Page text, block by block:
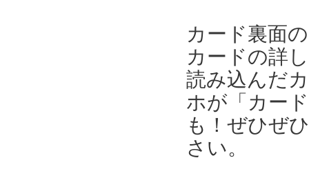
カード裏面
カードの詳
読み込んだ
ホが「カー
も！ぜひぜ
さい。